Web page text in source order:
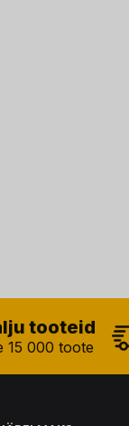
tooteid
15 000 toote